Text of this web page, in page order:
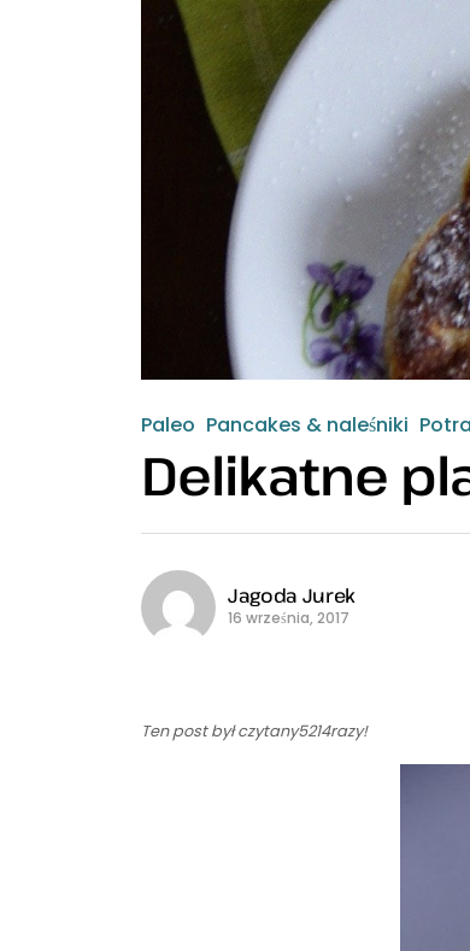
Paleo Pancakes & naleśniki
Delikatne
Jagoda Jurek
16 września, 2017
Ten post był czytany5214razy!